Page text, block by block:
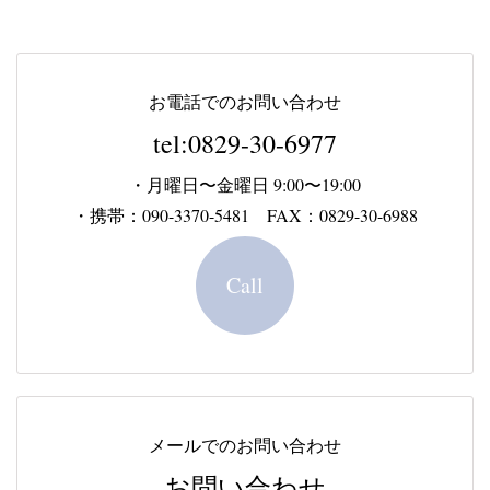
お電話でのお問い合わせ
tel:0829-30-6977
・月曜日〜金曜日 9:00〜19:00
・携帯：090-3370-5481 FAX：0829-30-6988
Call
メールでのお問い合わせ